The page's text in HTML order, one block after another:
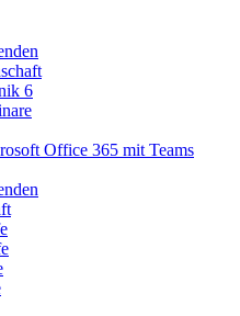
6
Office 365 mit Teams